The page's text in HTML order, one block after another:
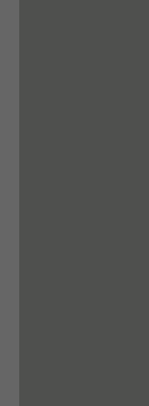
Κτιρίου/
Πράξη (2024)
Εντός
Πόλεων και
και Εκτός